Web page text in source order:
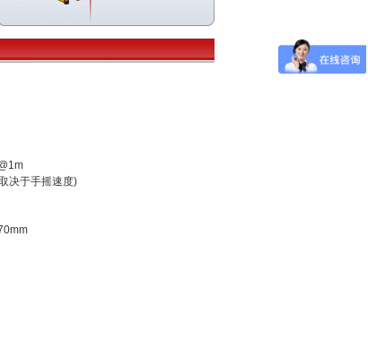
决于手摇速度)